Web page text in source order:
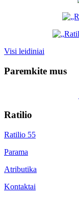
Visi leidiniai
Paremkite mus
Ratilio
Ratilio 55
Parama
Atributika
Kontaktai